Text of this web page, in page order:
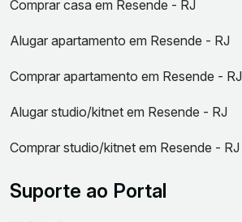
Comprar casa em Resende - RJ
Alugar apartamento em Resende - RJ
Comprar apartamento em Resende - RJ
Alugar studio/kitnet em Resende - RJ
Comprar studio/kitnet em Resende - RJ
Suporte ao Portal